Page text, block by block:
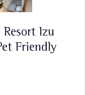
Izu
Friendly